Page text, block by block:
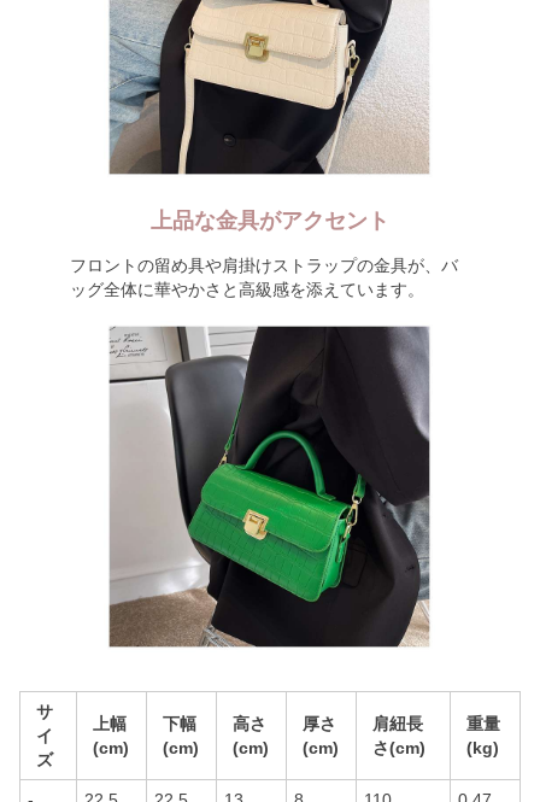
上品な金具がアクセント
フロントの留め具や肩掛けストラップの金具が、バ
ッグ全体に華やかさと高級感を添えています。
サ
イ
ズ
上幅
(cm)
下幅
(cm)
高さ
(cm)
厚さ
(cm)
肩紐長
さ(cm)
重量
(kg)